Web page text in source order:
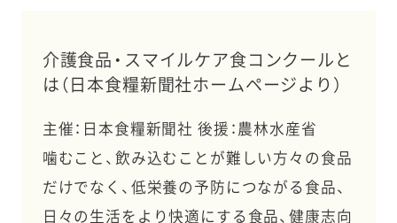
介護食品・スマイルケア食コンクールと
は（日本食糧新聞社ホームページより）
主催：日本食糧新聞社 後援：農林水産省
噛むこと、飲み込むことが難しい方々の食品
だけでなく、低栄養の予防につながる食品、
日々の生活をより快適にする食品、健康志向